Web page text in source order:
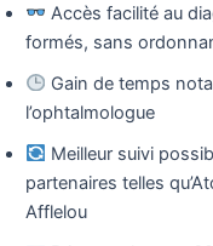
Accès facilité au
formés, sans
Gain de temps
l’ophtalmologue
Meilleur suivi
partenaires telles
Afflelou